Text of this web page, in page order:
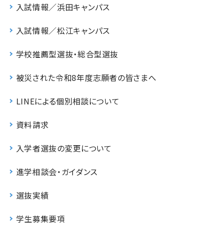
入試情報／浜田キャンパス
入試情報／松江キャンパス
学校推薦型選抜・総合型選抜
被災された令和8年度志願者の皆さまへ
LINEによる個別相談について
資料請求
入学者選抜の変更について
進学相談会・ガイダンス
選抜実績
学生募集要項